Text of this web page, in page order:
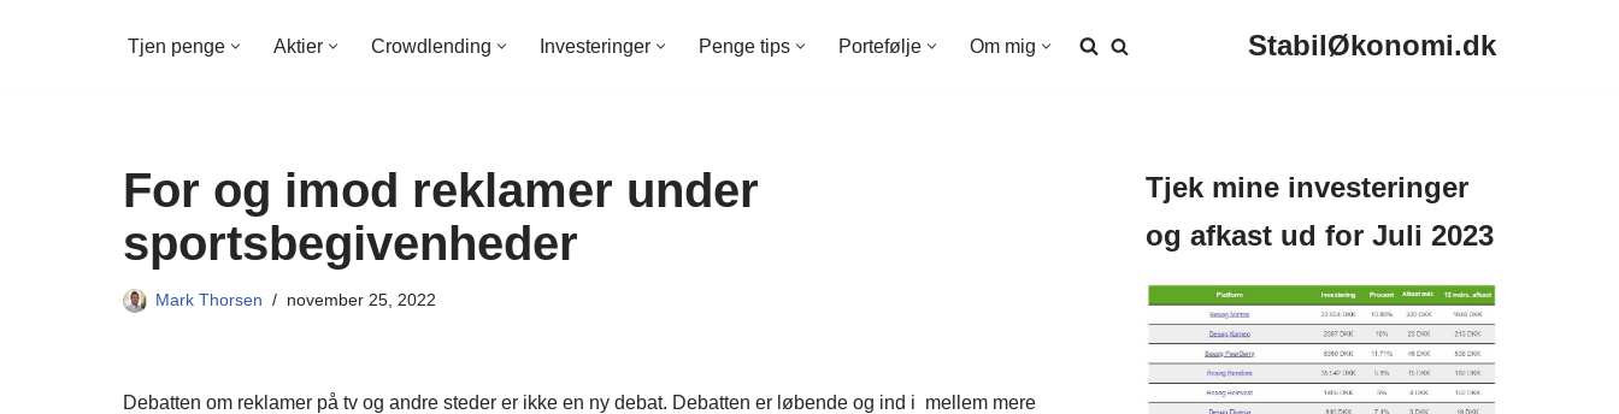
Tjen penge Aktier Crowdlending Investeringer Penge tips Portefølje Om mig StabilØkonomi.dk
For og imod reklamer under
sportsbegivenheder
Mark Thorsen november 25, 2022
Debatten om reklamer på tv og andre steder er ikke en ny debat. Debatten er løbende og ind i mellem mere
Tjek mine investeringer
og afkast ud for Juli 2023